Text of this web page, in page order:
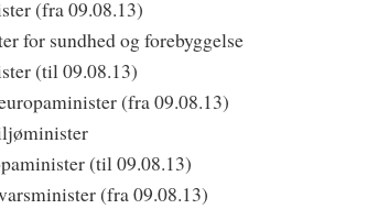
(fra 09.08.13)
for sundhed og forebyggelse
(til 09.08.13)
(fra 09.08.13)
(til 09.08.13)
(fra 09.08.13)